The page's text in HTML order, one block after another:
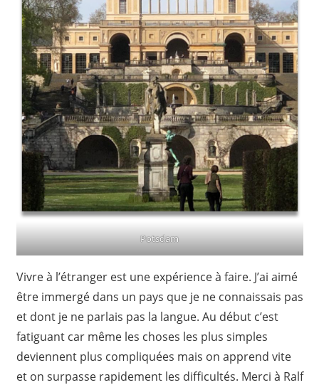
Potsdam
Vivre à l’étranger est une expérience à faire. J’ai aimé
être immergé dans un pays que je ne connaissais pas
et dont je ne parlais pas la langue. Au début c’est
fatiguant car même les choses les plus simples
deviennent plus compliquées mais on apprend vite
et on surpasse rapidement les difficultés. Merci à Ralf